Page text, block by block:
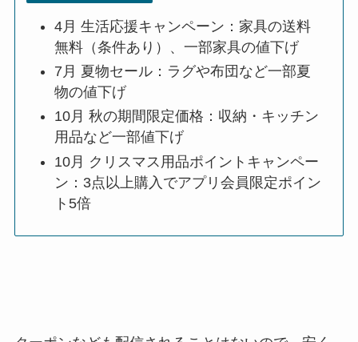
4月 生活応援キャンペーン：家具の送料
無料（条件あり）、一部家具の値下げ
7月 夏物セール：ラグや布団など一部夏
物の値下げ
10月 秋の期間限定価格：収納・キッチン
用品など一部値下げ
10月 クリスマス用品ポイントキャンペー
ン：3点以上購入でアプリ会員限定ポイン
ト5倍